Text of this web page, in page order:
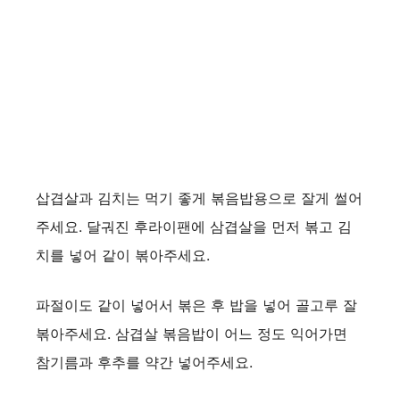
삽겹살과 김치는 먹기 좋게 볶음밥용으로 잘게 썰어
주세요. 달궈진 후라이팬에 삼겹살을 먼저 볶고 김
치를 넣어 같이 볶아주세요.
파절이도 같이 넣어서 볶은 후 밥을 넣어 골고루 잘
볶아주세요. 삼겹살 볶음밥이 어느 정도 익어가면
참기름과 후추를 약간 넣어주세요.